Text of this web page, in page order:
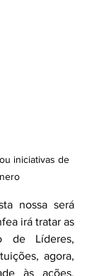
iniciativas de
nossa será
irá tratar as
de Líderes,
agora,
às ações.